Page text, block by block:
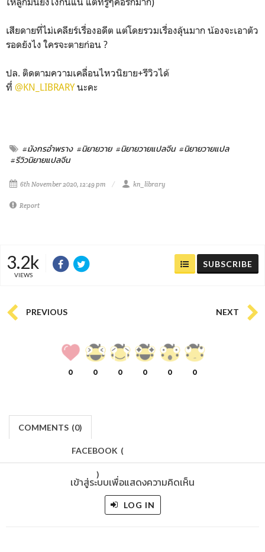
เสียดายที่ไม่เคลียร์เรื่องอดีต แต่โดยรวมเรื่องลุ้นมาก น้องจะเอาตัว
รอดยังไง ใครจะตายก่อน ?
ปล. ติดตามความเคลื่อนไหวนิยาย+รีวิวได้
ที่่ @KN_LIBRARYนะคะ
#มังกรอำพราง #นิยายวาย #นิยายวายแปลจีน #นิยายวายแปล
#รีวิวนิยายแปลจีน
6th November 2020, 12:49 pm kn_library
Report
3.2k
VIEWS
SUBSCRIBE
PREVIOUS NEXT
0 0 0 0 0 0
COMMENTS (0)
FACEBOOK (
)
เข้าสู่ระบบเพื่อแสดงความคิดเห็น
LOG IN